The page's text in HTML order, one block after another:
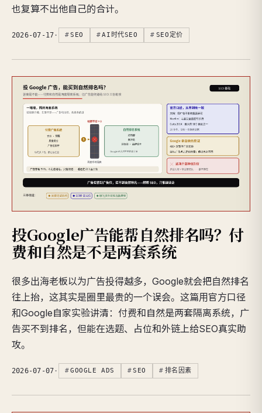
也复算不出他自己的合计。
2026-07-17 · SEO AI时代SEO SEO定价
投Google广告能帮自然排名吗？付
费和自然是不是两套系统
很多出海老板以为广告投得越多，Google就会把自然排名
往上抬，这其实是圈里最贵的一个误会。这篇用官方口径
和Google自家实验讲清：付费和自然是两套隔离系统，广
告买不到排名，但能在选题、占位和外链上给SEO真实助
攻。
2026-07-07 · GOOGLE ADS SEO 排名因素